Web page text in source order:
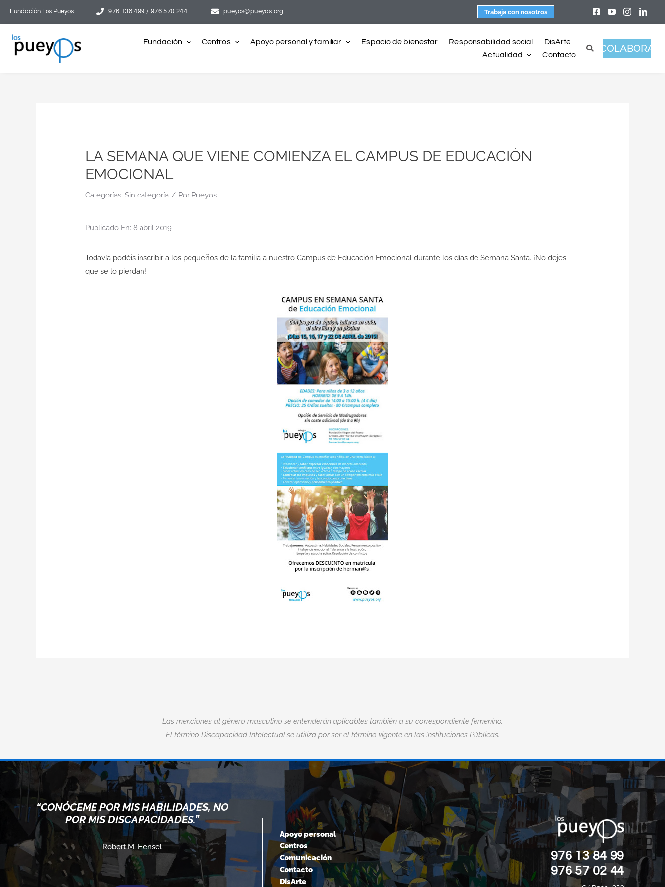
contenido
Fundación Los Pueyos 976 138 499 / 976 570 244 pueyos@pueyos.org Trabaja con nosotros
Fundación Centros Apoyo personal y familiar Espacio de bienestar Responsabilidad social
DisArte
Actualidad
Contacto
COLABORA
LA SEMANA QUE VIENE COMIENZA EL CAMPUS DE EDUCACIÓN
EMOCIONAL
Categorías: Sin categoría / Por Pueyos
Publicado En: 8 abril 2019
Todavía podéis inscribir a los pequeños de la familia a nuestro Campus de Educación Emocional durante los días de Semana Santa. ¡No dejes
que se lo pierdan!
Las menciones al género masculino se entenderán aplicables también a su correspondiente femenino.
El término Discapacidad Intelectual se utiliza por ser el término vigente en las Instituciones Públicas.
“CONÓCEME POR MIS HABILIDADES, NO
POR MIS DISCAPACIDADES.”
Robert M. Hensel
“CUANDO ACEPTAMOS NUESTROS
LÍMITES, VAMOS MÁS ALLÁ DE ELLOS.”
Albert Einstein
“EL MIEDO ES LA MAYOR
DE TODAS.“
Nick Vujicic
Apoyo personal
Centros
Comunicación
Contacto
DisArte
976 13 84 99
976 57 02 44